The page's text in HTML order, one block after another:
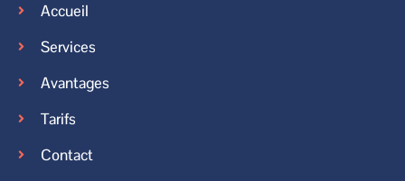
Accueil
Services
Avantages
Tarifs
Contact